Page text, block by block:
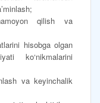
qilish va
hisobga olgan
ko‘nikmalarini
va keyinchalik